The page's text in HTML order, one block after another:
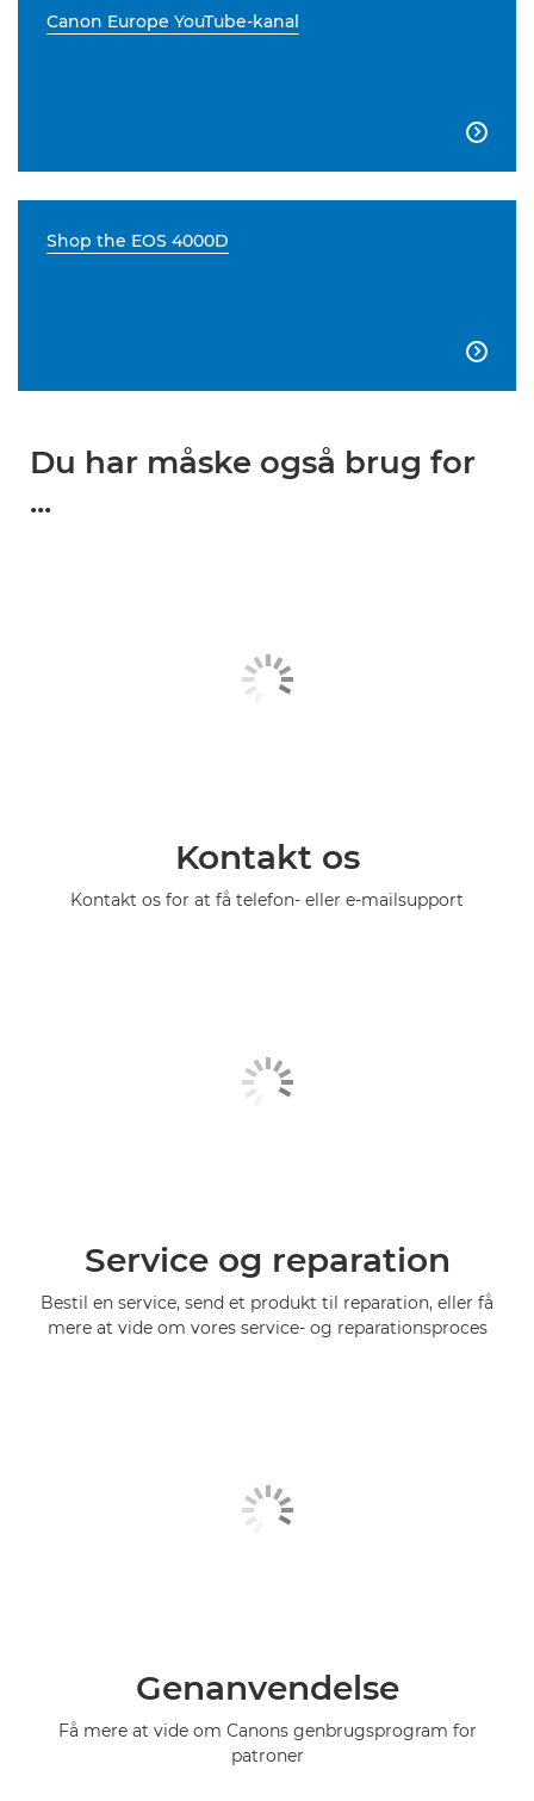
Canon Europe YouTube-kanal

Shop the EOS 4000D

Du har måske også brug for
...
Kontakt os
Kontakt os for at få telefon- eller e-mailsupport
Service og reparation
Bestil en service, send et produkt til reparation, eller få
mere at vide om vores service- og reparationsproces
Genanvendelse
Få mere at vide om Canons genbrugsprogram for
patroner